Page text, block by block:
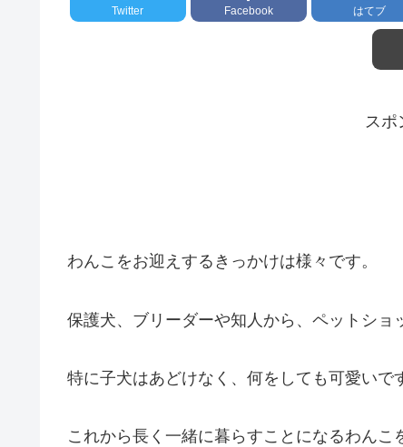
Twitter Facebook はてブ
スポ
わんこをお迎えするきっかけは様々です。
保護犬、ブリーダーや知人から、ペットショ
特に子犬はあどけなく、何をしても可愛いで
これから長く一緒に暮らすことになるわん